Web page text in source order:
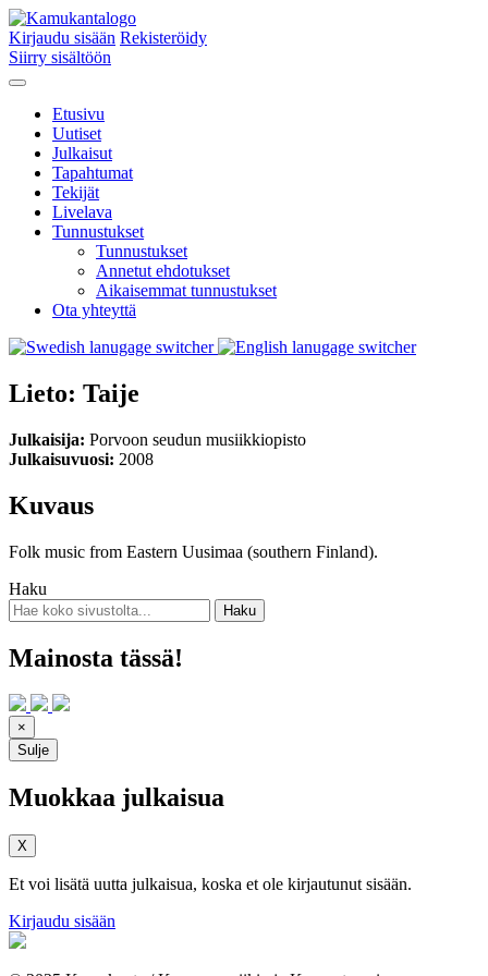
Kirjaudu sisään Rekisteröidy
Siirry sisältöön
Etusivu
Uutiset
Julkaisut
Tapahtumat
Tekijät
Livelava
Tunnustukset
Tunnustukset
Annetut ehdotukset
Aikaisemmat tunnustukset
Ota yhteyttä
Lieto: Taije
Julkaisija: Porvoon seudun musiikkiopisto
Julkaisuvuosi: 2008
Kuvaus
Folk music from Eastern Uusimaa (southern Finland).
Haku
Mainosta tässä!
×
Sulje
Muokkaa julkaisua
X
Et voi lisätä uutta julkaisua, koska et ole kirjautunut sisään.
Kirjaudu sisään